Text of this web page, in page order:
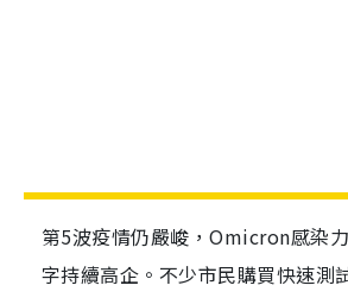
第5波疫情仍嚴峻，Omicron感染
字持續高企。不少市民購買快速測